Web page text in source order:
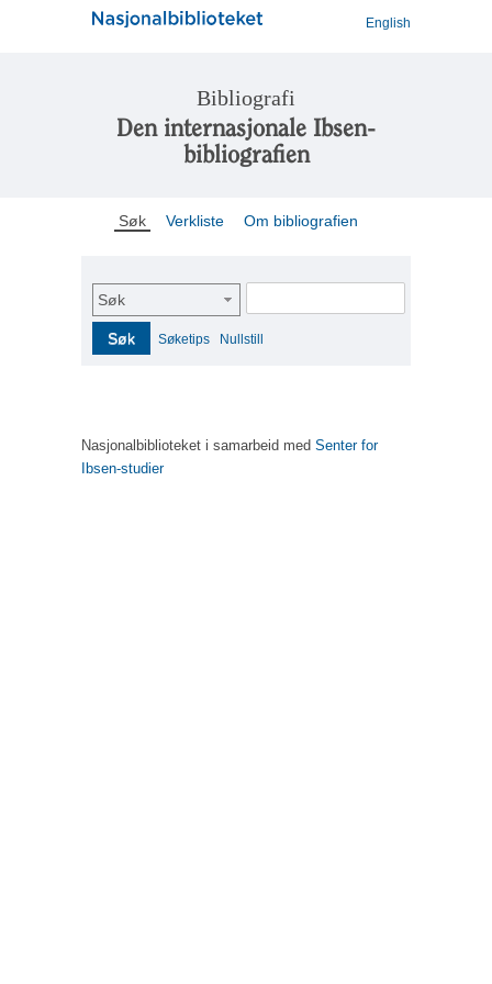
English
Bibliografi
Den internasjonale Ibsen-
bibliografien
Søk Verkliste Om bibliografien
Søk
Søk Søketips Nullstill
Nasjonalbiblioteket i samarbeid med Senter for
Ibsen-studier